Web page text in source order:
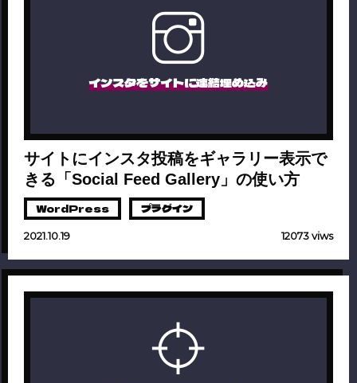
インスタをサイトに連結埋め込み
サイトにインスタ投稿をギャラリー表示で
きる「Social Feed Gallery」の使い方
WordPress プラグイン
2021.10.19 12073 viws